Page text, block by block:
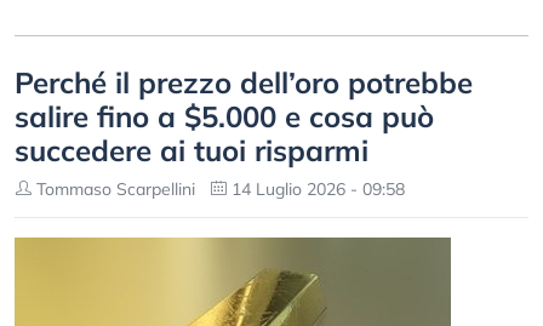
Perché il prezzo dell’oro potrebbe
salire fino a $5.000 e cosa può
succedere ai tuoi risparmi
Tommaso Scarpellini 14 Luglio 2026 - 09:58